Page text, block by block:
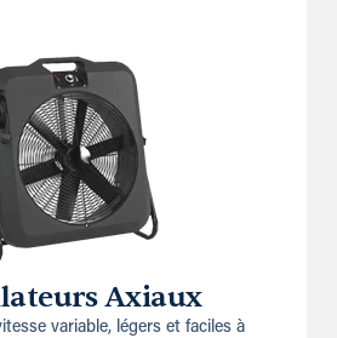
Axiaux
variable, légers et faciles à